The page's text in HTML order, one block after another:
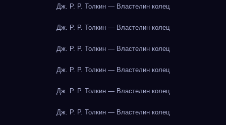
Дж. Р. Р. Толкин — Властелин колец
Дж. Р. Р. Толкин — Властелин колец
Дж. Р. Р. Толкин — Властелин колец
Дж. Р. Р. Толкин — Властелин колец
Дж. Р. Р. Толкин — Властелин колец
Дж. Р. Р. Толкин — Властелин колец